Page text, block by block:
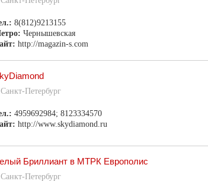
8(812)9213155
Чернышевская
http://magazin-s.com
Санкт-Петербург
4959692984; 8123334570
http://www.skydiamond.ru
Бриллиант в МТРК Европолис
Санкт-Петербург